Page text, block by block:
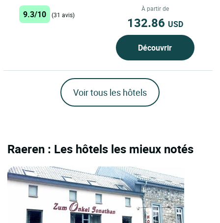
9.3/10 (31 avis)
À partir de
132.86 USD
Découvrir
Voir tous les hôtels
Raeren : Les hôtels les mieux notés